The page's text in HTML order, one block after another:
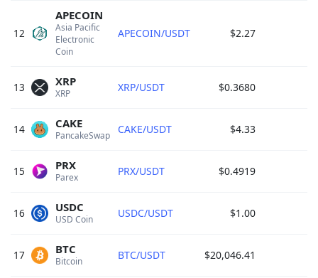
12
Asia Pacific
Electronic
Coin
APECOIN
APECOIN/USDT $2.27
13 XRP
XRP XRP/USDT $0.3680
14 PancakeSwap
CAKE CAKE/USDT $4.33
15 Parex
PRX PRX/USDT $0.4919
16 USD Coin
USDC USDC/USDT $1.00
17 Bitcoin
BTC BTC/USDT $20,046.41